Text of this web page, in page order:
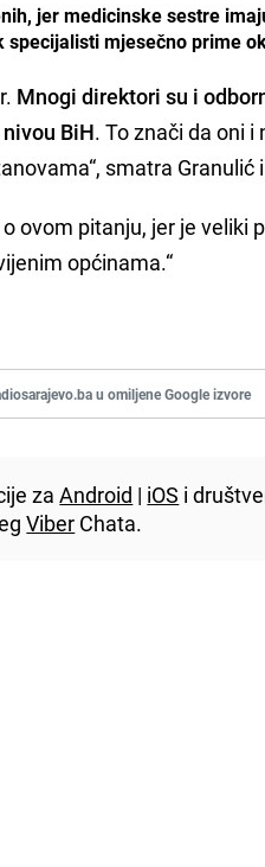
jer medicinske sestre
mjesečno prime
Mnogi direktori su i
BiH. To znači da oni
smatra Granulić
ovom pitanju, jer je veliki
općinama.“
u omiljene Google izvore
zaAndroid | iOS i
Viber Chata.